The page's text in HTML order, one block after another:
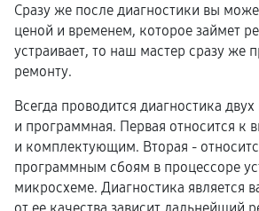
Сразу же после диагностики вы
ценой и временем, которое займет
устраивает, то наш мастер сразу же
ремонту.
Всегда проводится диагностика
и программная. Первая относится
и комплектующим. Вторая -
программным сбоям в процессоре
микросхеме. Диагностика является